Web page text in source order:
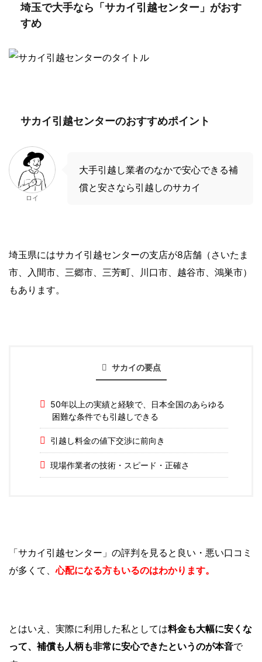
埼玉で大手なら「サカイ引越センター」がおす
すめ
サカイ引越センターのおすすめポイント
ロイ
大手引越し業者のなかで安心できる補
償と安さなら引越しのサカイ
埼玉県にはサカイ引越センターの支店が8店舗（さいたま
市、入間市、三郷市、三芳町、川口市、越谷市、鴻巣市）
もあります。
サカイの要点
50年以上の実績と経験で、日本全国のあらゆる
困難な条件でも引越しできる
引越し料金の値下交渉に前向き
現場作業者の技術・スピード・正確さ
「サカイ引越センター」の評判を見ると良い・悪い口コミ
が多くて、心配になる方もいるのはわかります。
とはいえ、実際に利用した私としては料金も大幅に安くな
って、補償も人柄も非常に安心できたというのが本音で